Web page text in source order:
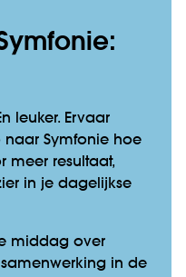
leuker. Ervaar
naar Symfonie hoe
meer resultaat,
in je dagelijkse
middag over
in de